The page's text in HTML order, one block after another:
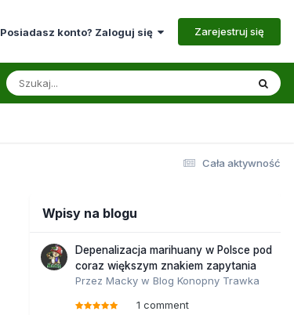
Posiadasz konto? Zaloguj się Zarejestruj się
Cała aktywność
Wpisy na blogu
Depenalizacja marihuany w Polsce pod
coraz większym znakiem zapytania
Przez Macky w Blog Konopny Trawka
1 comment